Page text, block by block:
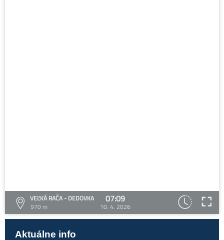
VEĽKÁ RAČA - DEDOVKA
970 m
07:09
10. 4. 2026
Aktuálne info